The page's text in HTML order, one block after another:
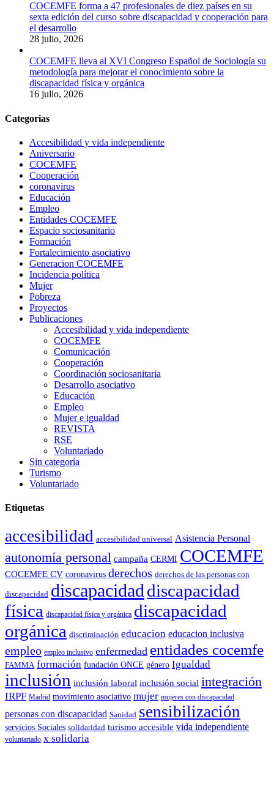
COCEMFE forma a 47 profesionales de diez países en su
sexta edición del curso sobre discapacidad y cooperación para
el desarrollo
28 julio, 2026
COCEMFE lleva al XVI Congreso Español de Sociología su
metodología para mejorar el conocimiento sobre la
discapacidad física y orgánica
16 julio, 2026
Categorias
Accesibilidad y vida independiente
Aniversario
COCEMFE
Cooperación
coronavirus
Educación
Empleo
Entidades COCEMFE
Espacio sociosanitario
Formación
Fortalecimiento asociativo
Generacion COCEMFE
Incidencia política
Mujer
Pobreza
Proyectos
Publicaciones
Accesibilidad y vida independiente
COCEMFE
Comunicación
Cooperación
Coordinación sociosanitaria
Desarrollo asociativo
Educación
Empleo
Mujer e igualdad
REVISTA
RSE
Voluntariado
Sin categoría
Turismo
Voluntariado
Etiquetas
accesibilidad accesibilidad universal Asistencia Personal
autonomía personal campaña CERMI COCEMFE
COCEMFE CV coronavirus derechos derechos de las personas con
discapacidad discapacidad discapacidad
física discapacidad física y orgánica discapacidad
orgánica discriminación educacion educacion inclusiva
empleo empleo inclusivo enfermedad entidades cocemfe
FAMMA formación fundación ONCE género Igualdad
inclusión inclusión laboral inclusión social integración
IRPF Madrid movimiento asociativo mujer mujeres con discapacidad
personas con discapacidad Sanidad sensibilización
servicios Sociales solidaridad turismo accesible vida independiente
voluntariado x solidaria